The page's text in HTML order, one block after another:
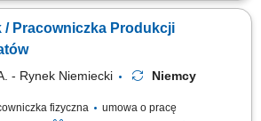
w przygotowanych konstrukcjach ściennych;
stolarskich; Obróbka oraz wykańczanie
/ Pracowniczka Produkcji
- Rynek Niemiecki Niemcy
fizyczna
umowa o pracę